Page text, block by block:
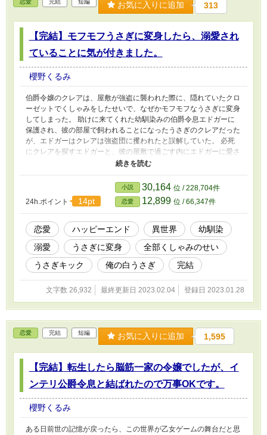
恋愛 完結 短編 お気に入りに追加 313
【完結】モフモフうさぎに変身したら、溺愛され
ていることに気が付きました。
櫻野くるみ
伯爵令嬢のクレアは、屋敷が強盗に襲われた際に、隠れていたクロ
ーゼットでくしゃみをしたせいで、なぜかモフモフなうさぎに変身
してしまった。 助けに来てくれた幼馴染みの伯爵令息エドガーに
保護され、彼の部屋で飼われることになったうさぎのクレアだった
が、エドガーはクレアは強盗団に攫われたと誤解していた。 必死
にクレアを探すエドガーと、彼の屋敷で過ごす内にエドガーに愛さ
れていることに気付いてしまったうさぎのクレア。 そんな1人と1
匹のお話です。 うさぎ年だからという理由だけで書いた、短いハ
ッピーエンドのお話なので、気楽に読んでいただけたら嬉しいで
す。 完結しました。
24h.ポイント
14pt
小説 30,164 位 / 228,704件
恋愛 12,899 位 / 66,347件
恋愛 ハッピーエンド 異世界
幼馴染
溺愛
うさぎに変身
全部くしゃみのせい
うさぎキック
俺の白うさぎ 完結
文字数 26,932 最終更新日 2023.02.04 登録日 2023.01.28
恋愛 完結 短編 お気に入りに追加 1,595
【完結】転生したら脳筋一家の令嬢でしたが、イ
ンテリ公爵令息と結ばれたので万事OKです。
櫻野くるみ
ある日前世の記憶が戻ったら、この世界が乙女ゲームの舞台だと思